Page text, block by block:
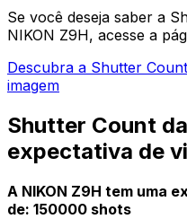
Se você deseja saber a
NIKON Z9H, acesse a
Descubra a Shutter
imagem
Shutter Count
expectativa de
A NIKON Z9H tem uma
de: 150000 shots